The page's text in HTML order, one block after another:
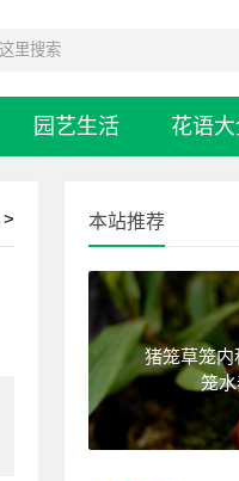
园艺生活 花语
> 本站推荐
猪笼草笼
笼